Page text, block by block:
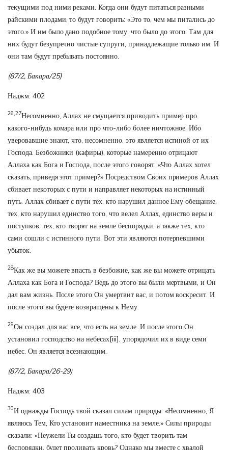
текущими под ними реками. Когда они будут питаться разными
райскими плодами, то будут говорить: «Это то, чем мы питались до
этого.» И им было дано подобное тому, что было до этого. Там для
них будут безупречно чистые супруги, принадлежащие только им. И
они там будут пребывать постоянно.
(87/2, Бакара/25)
Наджм: 402
26,27Несомненно, Аллах не смущается приводить пример про
какого-нибудь комара или про что-либо более ничтожное. Ибо
уверовавшие знают, что, несомненно, это является истиной от их
Господа. Безбожники (кафиры), которые намеренно отрицают
Аллаха как Бога и Господа, после этого говорят: «Что Аллах хотел
сказать, приведя этот пример?» Посредством Своих примеров Аллах
сбивает некоторых с пути и направляет некоторых на истинный
путь. Аллах сбивает с пути тех, кто нарушил данное Ему обещание,
тех, кто нарушил единство того, что велел Аллах, единство веры и
поступков, тех, кто творят на земле беспорядки, а также тех, кто
сами сошли с истинного пути. Вот эти являются потерпевшими
убыток.
28Как же вы можете впасть в безбожие, как же вы можете отрицать
Аллаха как Бога и Господа? Ведь до этого вы были мертвыми, и Он
дал вам жизнь. После этого Он умертвит вас, и потом воскресит. И
после этого вы будете возвращены к Нему.
29Он создал для вас все, что есть на земле. И после этого Он
установил господство на небесах[iii], упорядочил их в виде семи
небес. Он является всезнающим.
(87/2, Бакара/26-29)
Наджм: 403
30И однажды Господь твой сказал силам природы: «Несомненно, Я
являюсь Тем, Кто установит наместника на земле.» Силы природы
сказали: «Неужели Ты создашь того, кто будет творить там
беспорядки, будет проливать кровь? Однако мы вместе с хвалой